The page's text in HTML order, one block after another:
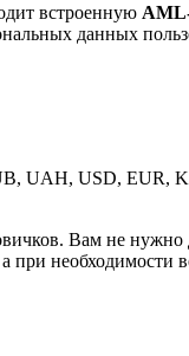
встроенную
данных
UAH, USD, EUR,
Вам не
необходимости